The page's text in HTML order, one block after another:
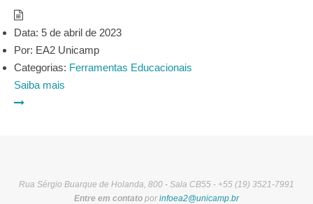
Data: 5 de abril de 2023
Por: EA2 Unicamp
Categorias: Ferramentas Educacionais
Saiba mais
Rua Sérgio Buarque de Holanda, 800 - Sala CB55 - +55 (19) 3521-7991
Entre em contato por infoea2@unicamp.br